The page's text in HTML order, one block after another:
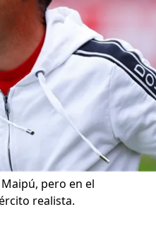
pero en el
realista.